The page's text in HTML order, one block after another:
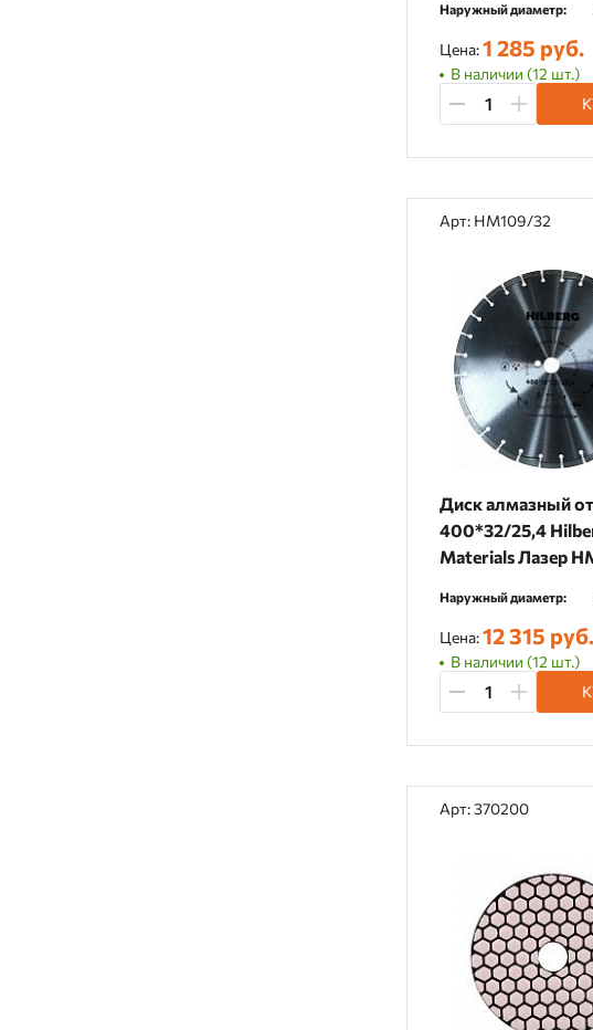
Наружный диаметр:
Цена:1 285 руб.
В наличии (12 шт.)
Арт: HM109/32
Диск алмазный
400*32/25,4
Materials Лазер
Наружный диаметр:
Цена:12 315 руб.
В наличии (12 шт.)
Арт: 370200